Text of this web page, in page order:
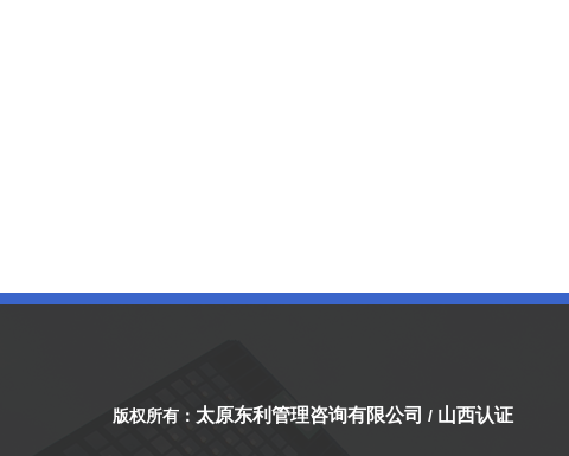
版权所有： 太原东利管理咨询有限公司 / 山西认证